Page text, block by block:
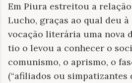
Em Piura estreitou a
Lucho, graças ao qual deu
vocação literária uma nova
tio o levou a conhecer o
comunismo, o aprismo, o
(“afiliados ou simpatizantes